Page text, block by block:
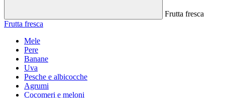
Frutta fresca
Frutta fresca
Mele
Pere
Banane
Uva
Pesche e albicocche
Agrumi
Cocomeri e meloni